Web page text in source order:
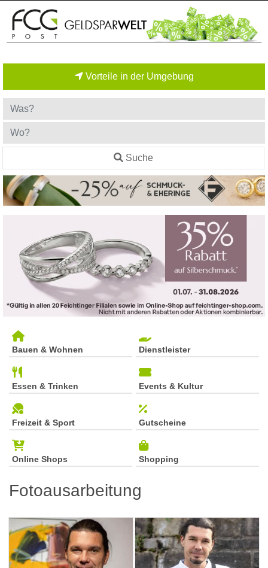
Vorteile in der Umgebung
Suche
Bauen & Wohnen Dienstleister
Essen & Trinken Events & Kultur
Freizeit & Sport Gutscheine
Online Shops Shopping
Fotoausarbeitung